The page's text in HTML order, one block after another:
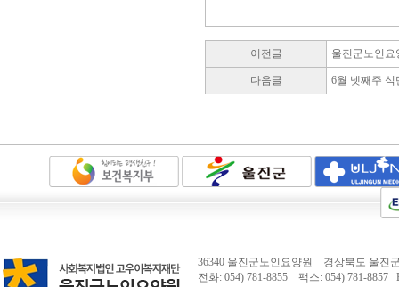
이전글 울진군노인
다음글 6월 넷째주 식
36340 울진군노인요양원 경상북도 울진
전화: 054) 781-8855 팩스: 054) 781-8857